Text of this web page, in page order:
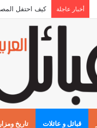
أخبار عاجلة كيف احتفل
قبائل و عائلات تاريخ